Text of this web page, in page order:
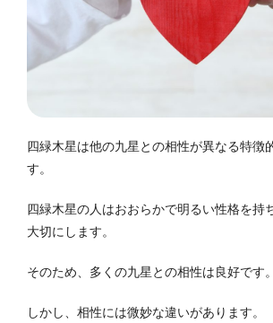
四緑木星は他の九星との相性が異なる特徴
す。
四緑木星の人はおおらかで明るい性格を持
大切にします。
そのため、多くの九星との相性は良好です。
しかし、相性には微妙な違いがあります。